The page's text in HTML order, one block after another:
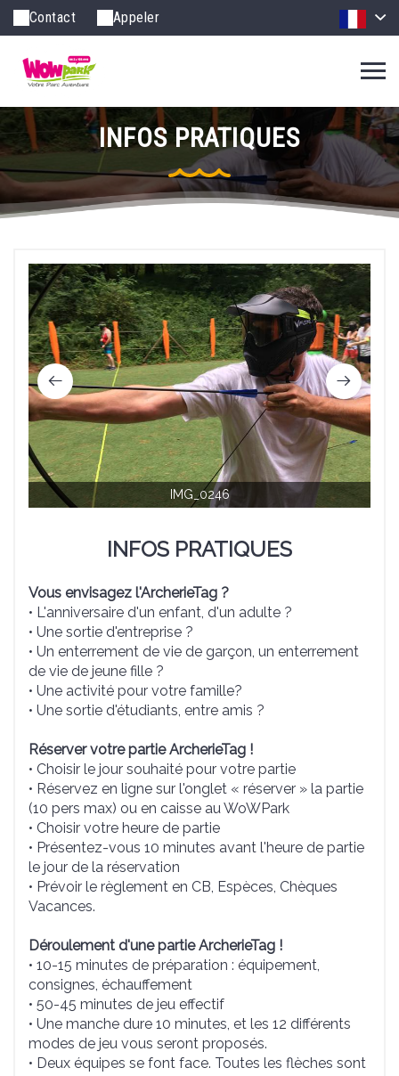
Contact Appeler
INFOS PRATIQUES
IMG_0246
INFOS PRATIQUES
Vous envisagez l'ArcherieTag ?
• L'anniversaire d'un enfant, d'un adulte ?
• Une sortie d'entreprise ?
• Un enterrement de vie de garçon, un enterrement
de vie de jeune fille ?
• Une activité pour votre famille?
• Une sortie d'étudiants, entre amis ?
Réserver votre partie ArcherieTag !
• Choisir le jour souhaité pour votre partie
• Réservez en ligne sur l'onglet « réserver » la partie
(10 pers max) ou en caisse au WoWPark
• Choisir votre heure de partie
• Présentez-vous 10 minutes avant l'heure de partie
le jour de la réservation
• Prévoir le règlement en CB, Espèces, Chèques
Vacances.
Déroulement d'une partie ArcherieTag !
• 10-15 minutes de préparation : équipement,
consignes, échauffement
• 50-45 minutes de jeu effectif
• Une manche dure 10 minutes, et les 12 différents
modes de jeu vous seront proposés.
• Deux équipes se font face. Toutes les flèches sont